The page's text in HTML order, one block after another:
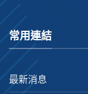
常用連結
最新消息